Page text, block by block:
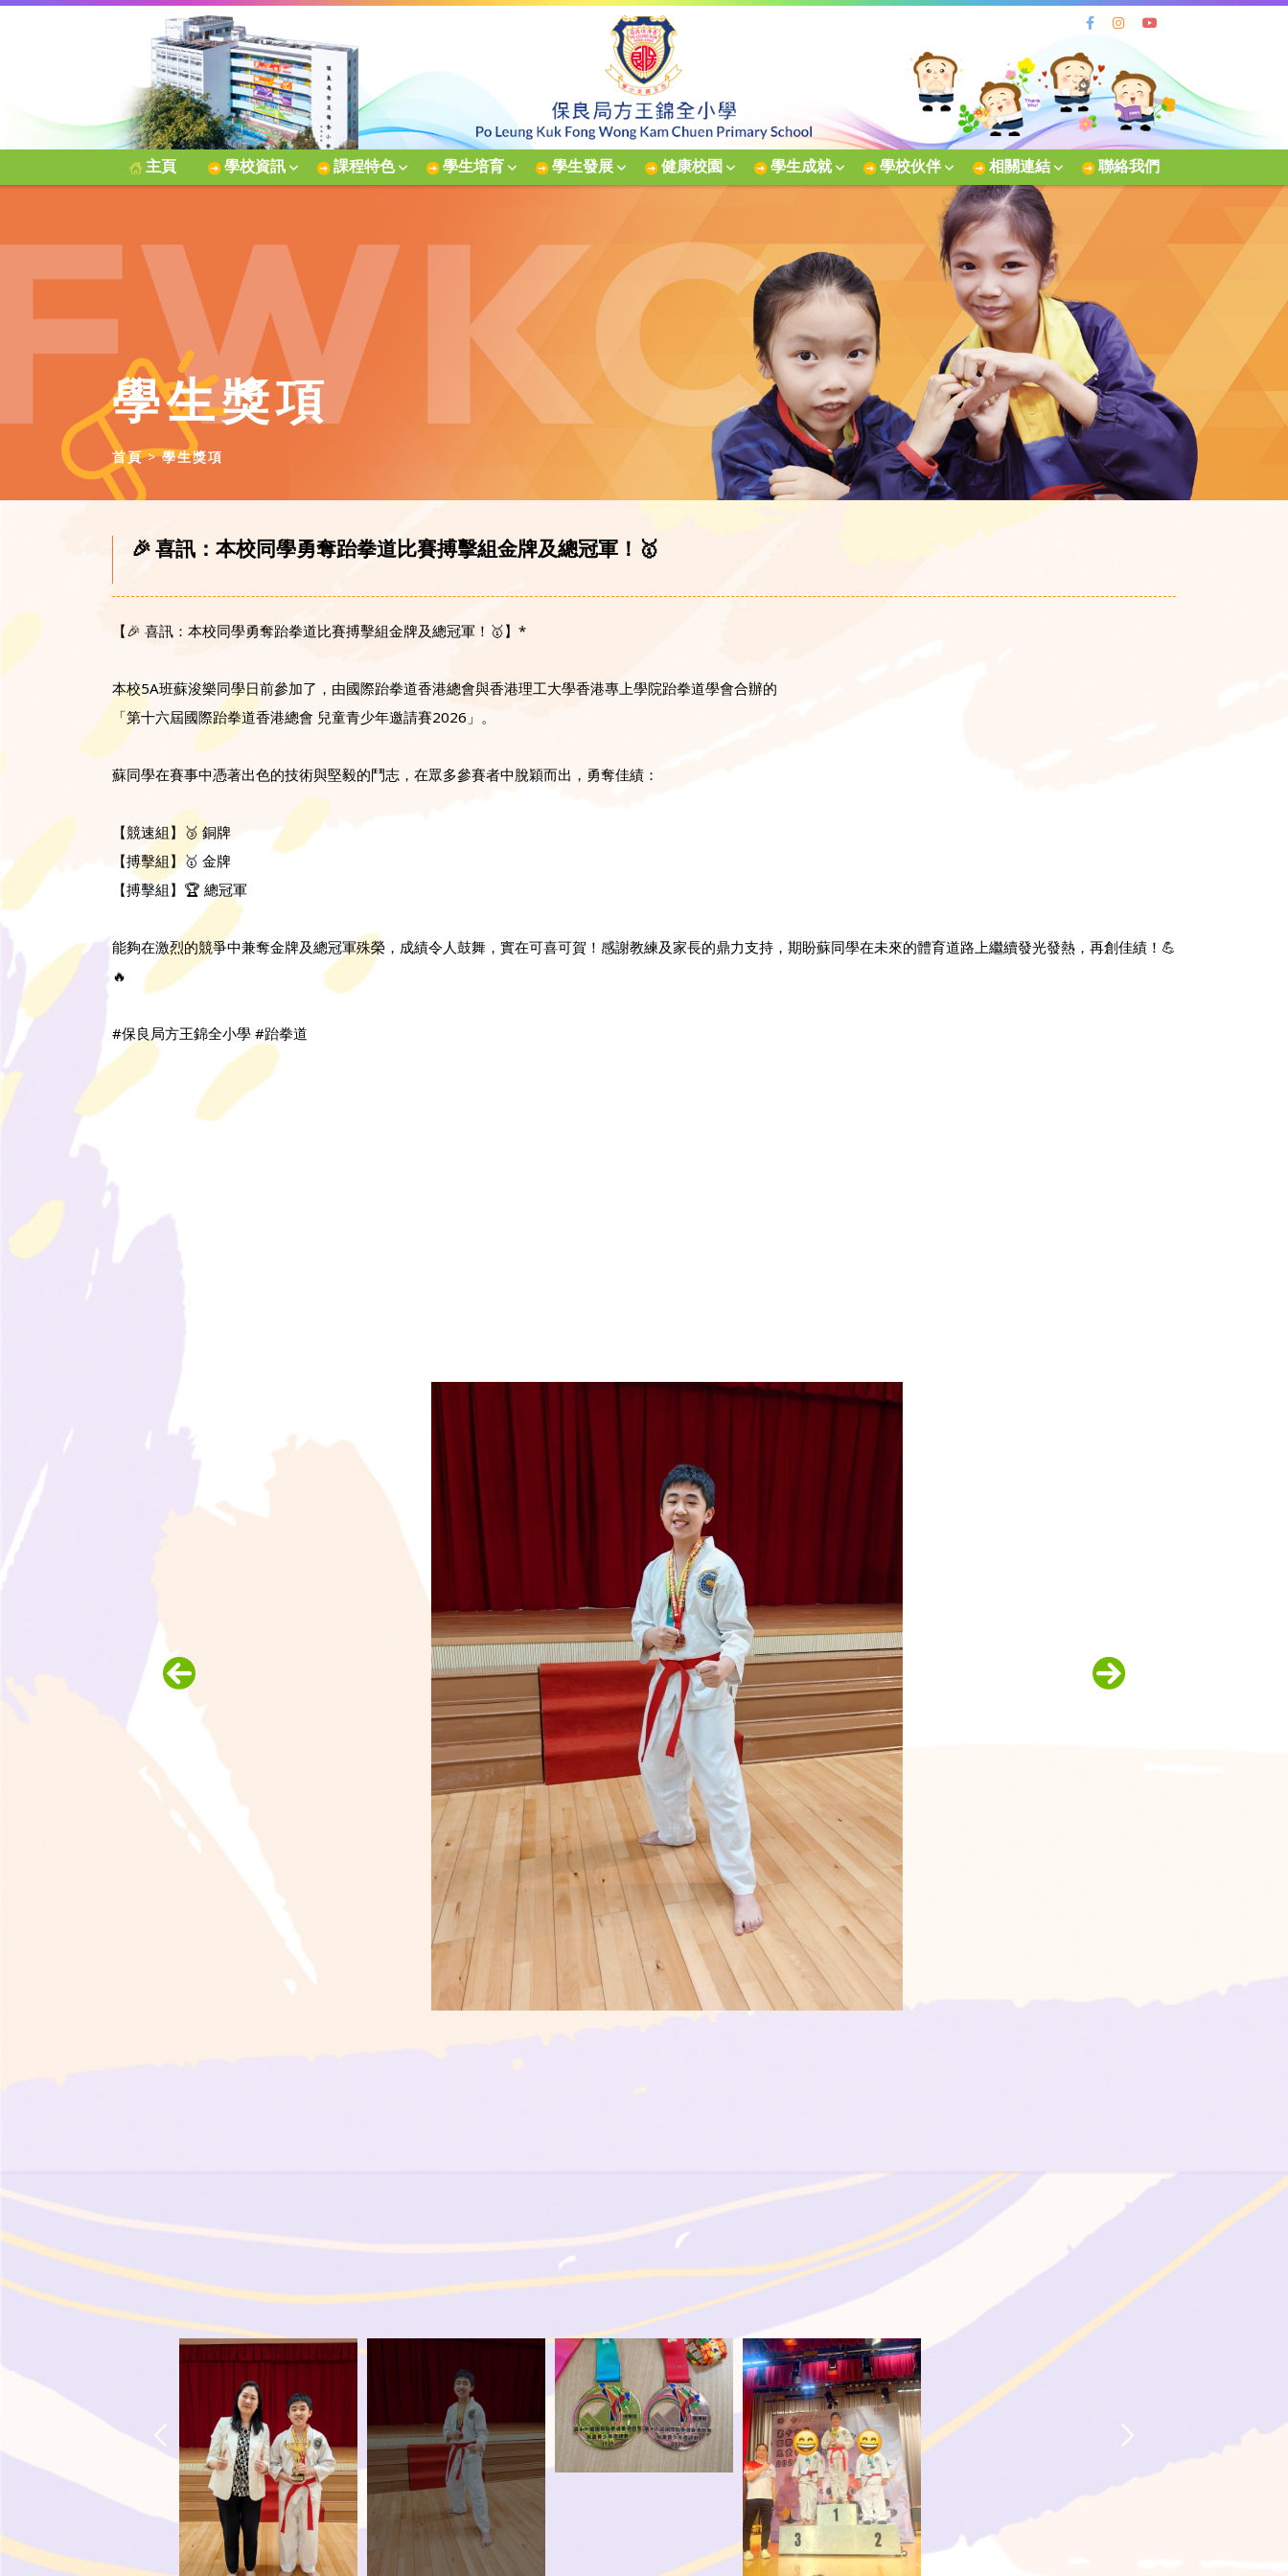
主頁 學校資訊 課程特色 學生培育 學生發展 健康校園 學生成就 學校伙伴 相關連結 聯絡我們
學生獎項
首頁 學生獎項
🎉 喜訊：本校同學勇奪跆拳道比賽搏擊組金牌及總冠軍！🥇
【🎉 喜訊：本校同學勇奪跆拳道比賽搏擊組金牌及總冠軍！🥇】*
本校5A班蘇浚樂同學日前參加了，由國際跆拳道香港總會與香港理工大學香港專上學院跆拳道學會合辦的
「第十六屆國際跆拳道香港總會 兒童青少年邀請賽2026」。
蘇同學在賽事中憑著出色的技術與堅毅的鬥志，在眾多參賽者中脫穎而出，勇奪佳績：
【競速組】🥉 銅牌
【搏擊組】🥇 金牌
【搏擊組】🏆 總冠軍
能夠在激烈的競爭中兼奪金牌及總冠軍殊榮，成績令人鼓舞，實在可喜可賀！感謝教練及家長的鼎力支持，期盼蘇同學在未來的體育道路上繼續發光發熱，再創佳績！💪
🔥
#保良局方王錦全小學 #跆拳道